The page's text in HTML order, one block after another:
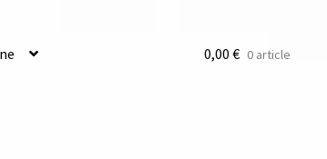
0,00 € 0 article